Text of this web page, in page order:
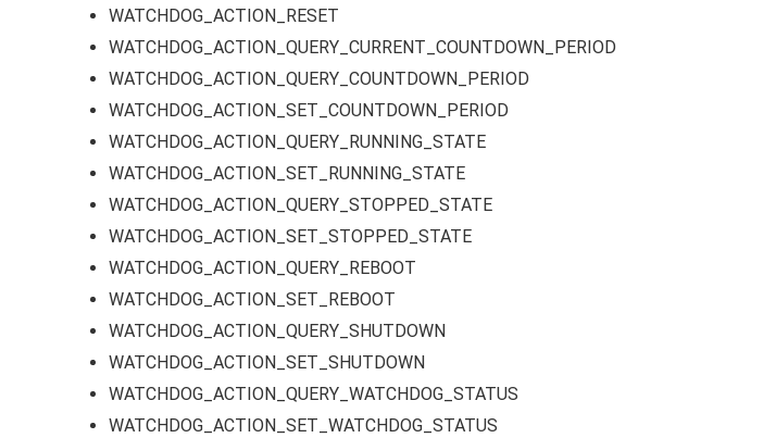
WATCHDOG_ACTION_RESET
WATCHDOG_ACTION_QUERY_CURRENT_COUNTDOWN_PERIOD
WATCHDOG_ACTION_QUERY_COUNTDOWN_PERIOD
WATCHDOG_ACTION_SET_COUNTDOWN_PERIOD
WATCHDOG_ACTION_QUERY_RUNNING_STATE
WATCHDOG_ACTION_SET_RUNNING_STATE
WATCHDOG_ACTION_QUERY_STOPPED_STATE
WATCHDOG_ACTION_SET_STOPPED_STATE
WATCHDOG_ACTION_QUERY_REBOOT
WATCHDOG_ACTION_SET_REBOOT
WATCHDOG_ACTION_QUERY_SHUTDOWN
WATCHDOG_ACTION_SET_SHUTDOWN
WATCHDOG_ACTION_QUERY_WATCHDOG_STATUS
WATCHDOG_ACTION_SET_WATCHDOG_STATUS